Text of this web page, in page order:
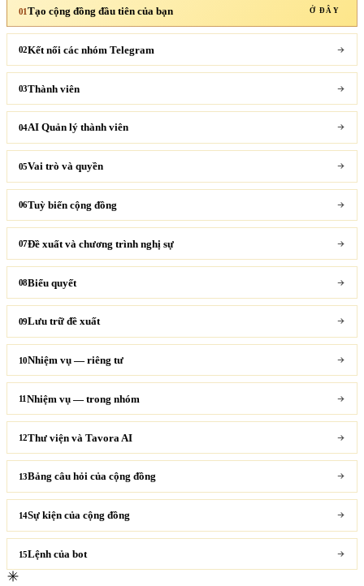
01Tạo cộng đồng đầu tiên của bạn Ở ĐÂY
02Kết nối các nhóm Telegram
03Thành viên
04AI Quản lý thành viên
05Vai trò và quyền
06Tuỳ biến cộng đồng
07Đề xuất và chương trình nghị sự
08Biểu quyết
09Lưu trữ đề xuất
10Nhiệm vụ — riêng tư
11Nhiệm vụ — trong nhóm
12Thư viện và Tavora AI
13Bảng câu hỏi của cộng đồng
14Sự kiện của cộng đồng
15Lệnh của bot